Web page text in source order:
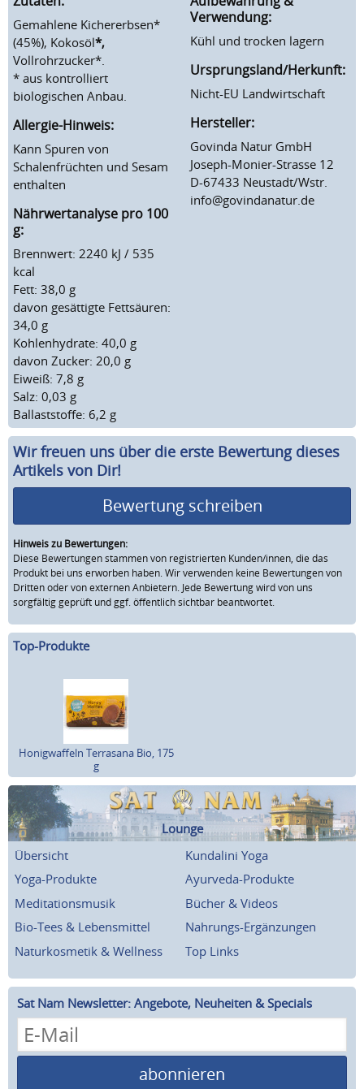
Gemahlene Kichererbsen*
(45%), Kokosöl*,
Vollrohrzucker*.
* aus kontrolliert
biologischen Anbau.
Allergie-Hinweis:
Kann Spuren von
Schalenfrüchten und Sesam
enthalten
Nährwertanalyse pro 100
g:
Brennwert: 2240 kJ / 535
kcal
Fett: 38,0 g
davon gesättigte Fettsäuren:
34,0 g
Kohlenhydrate: 40,0 g
davon Zucker: 20,0 g
Eiweiß: 7,8 g
Salz: 0,03 g
Ballaststoffe: 6,2 g
Verwendung:
Kühl und trocken lagern
Ursprungsland/Herkunft:
Nicht-EU Landwirtschaft
Hersteller:
Govinda Natur GmbH
Joseph-Monier-Strasse 12
D-67433 Neustadt/Wstr.
info@govindanatur.de
Wir freuen uns über die erste Bewertung dieses
Artikels von Dir!
Bewertung schreiben
Hinweis zu Bewertungen:
Diese Bewertungen stammen von registrierten Kunden/innen, die das
Produkt bei uns erworben haben. Wir verwenden keine Bewertungen von
Dritten oder von externen Anbietern. Jede Bewertung wird von uns
sorgfältig geprüft und ggf. öffentlich sichtbar beantwortet.
Top-Produkte
Honigwaffeln Terrasana Bio, 175
g
Lounge
Übersicht
Kundalini Yoga
Yoga-Produkte
Ayurveda-Produkte
Meditationsmusik
Bücher & Videos
Bio-Tees & Lebensmittel
Nahrungs-Ergänzungen
Naturkosmetik & Wellness
Top Links
Sat Nam Newsletter: Angebote, Neuheiten & Specials
abonnieren